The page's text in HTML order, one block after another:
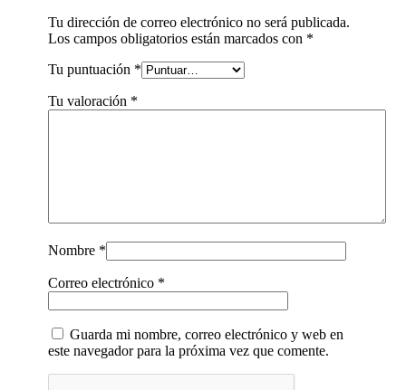
Tu dirección de correo electrónico no será publicada.
Los campos obligatorios están marcados con *
Tu puntuación *
Tu valoración *
Nombre *
Correo electrónico *
Guarda mi nombre, correo electrónico y web en
este navegador para la próxima vez que comente.